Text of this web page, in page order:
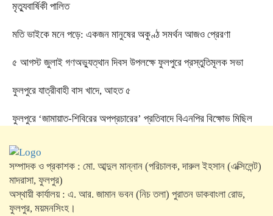
মৃত্যুবার্ষিকী পালিত
মতি ভাইকে মনে পড়ে: একজন মানুষের অকুণ্ঠ সমর্থন আজও প্রেরণা
৫ আগস্ট জুলাই গণঅভ্যুত্থান দিবস উপলক্ষে ফুলপুরে প্রস্তুতিমূলক সভা
ফুলপুরে যাত্রীবাহী বাস খাদে, আহত ৫
ফুলপুরে ‘জামায়াত-শিবিরের অপপ্রচারের’ প্রতিবাদে বিএনপির বিক্ষোভ মিছিল
সম্পাদক ও প্রকাশক : মো. আব্দুল মান্নান (পরিচালক, দারুল ইহসান (এক্সিলেন্ট)
মাদরাসা, ফুলপুর)
অস্থায়ী কার্যালয় : এ. আর. জামান ভবন (নিচ তলা) পুরাতন ডাকবাংলা রোড,
ফুলপুর, ময়মনসিংহ।